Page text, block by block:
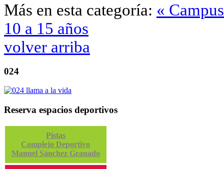
Más en esta categoría: «
10 a 15 años
volver arriba
024
Reserva espacios deportivos
Pistas
Complejo Deportivo
Manuel Sánchez Granado